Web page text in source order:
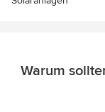
Warum